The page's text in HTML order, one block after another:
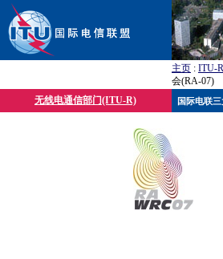
主页 : ITU-R
会(RA-07)
无线电通信部门(ITU-R)
国际电联三